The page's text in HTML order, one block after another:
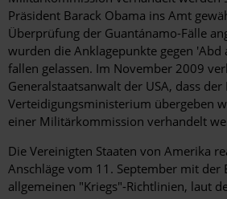
Präsident Barack Obama ins Amt
Überprüfung der Guantánamo-Fälle
wurden die Anklagepunkte gegen 'Abd
fallen gelassen. Im November 2009
Generalstaatsanwalt der USA, dass
Verteidigungsministerium übergeben
einer Militärkommission verhandelt
Die Vereinigten Staaten von Amerika
Anschläge vom 11. September mit der
allgemeinen "Kriegs"-Richtlinien, laut